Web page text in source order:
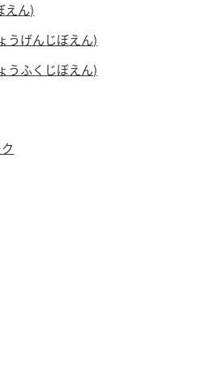
えん)
うげんじぼえん)
うふくじぼえん)